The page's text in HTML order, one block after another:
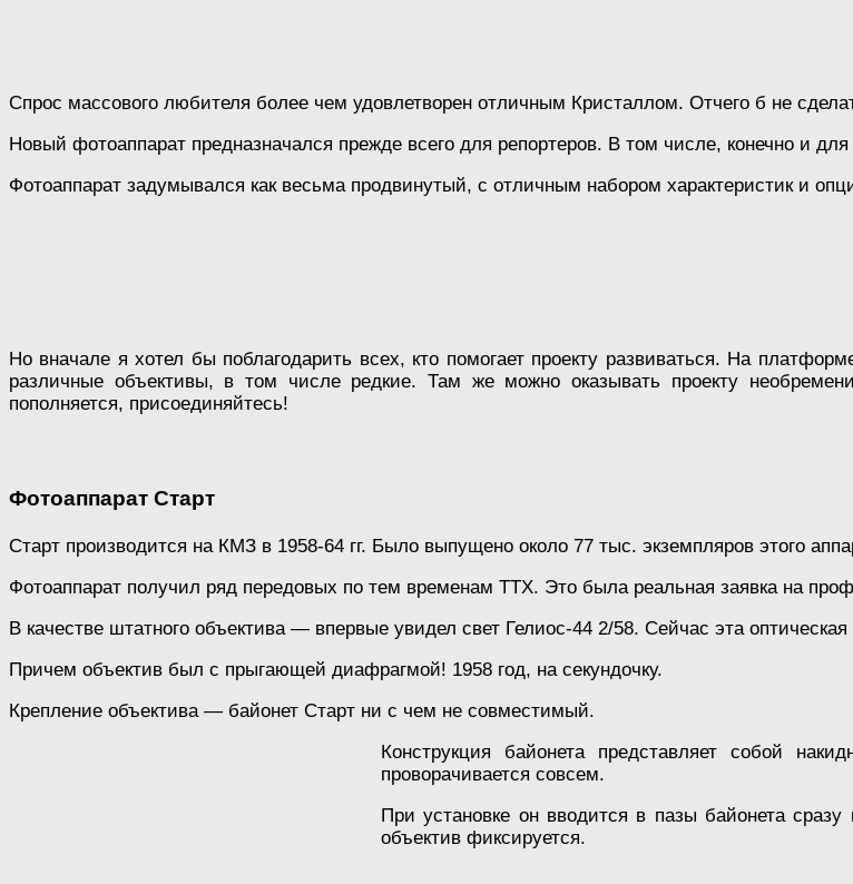
Спрос массового любителя более чем удовлетворен отличным Кристаллом. Отчего б не
Новый фотоаппарат предназначался прежде всего для репортеров. В том числе, конечно и
Фотоаппарат задумывался как весьма продвинутый, с отличным набором характеристик и
Но вначале я хотел бы поблагодарить всех, кто помогает проекту развиваться. На
различные объективы, в том числе редкие. Там же можно оказывать проекту
пополняется, присоединяйтесь!
Фотоаппарат Старт
Старт производится на КМЗ в 1958-64 гг. Было выпущено около 77 тыс. экземпляров этого
Фотоаппарат получил ряд передовых по тем временам ТТХ. Это была реальная заявка на
В качестве штатного объектива — впервые увидел свет Гелиос-44 2/58. Сейчас эта
Причем объектив был с прыгающей диафрагмой! 1958 год, на секундочку.
Крепление объектива — байонет Старт ни с чем не совместимый.
Конструкция байонета представляет собой
проворачивается совсем.
При установке он вводится в пазы байонета
объектив фиксируется.